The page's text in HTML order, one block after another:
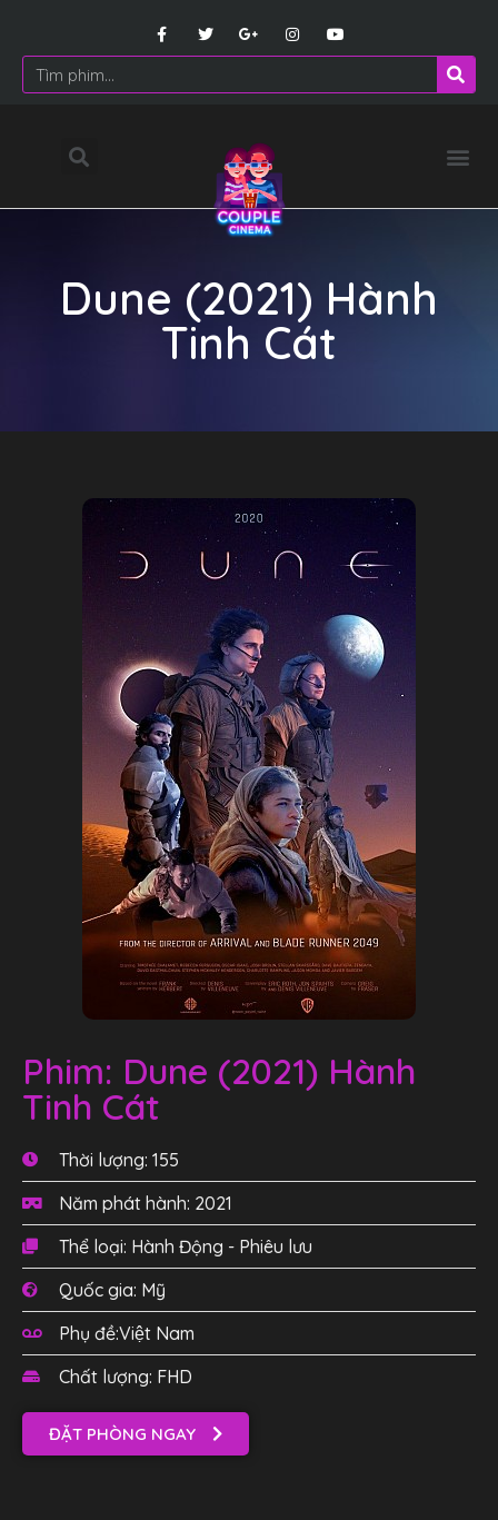
Dune (2021) Hành
Tinh Cát
Phim: Dune (2021) Hành
Tinh Cát
Thời lượng: 155
Năm phát hành: 2021
Thể loại: Hành Động - Phiêu lưu
Quốc gia: Mỹ
Phụ đề:Việt Nam
Chất lượng: FHD
ĐẶT PHÒNG NGAY